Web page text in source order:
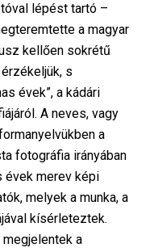
lépést tartó –
a magyar
kellően sokrétű
s
évek”, a kádári
A neves, vagy
a
fotográfia irányában
évek merev képi
melyek a munka, a
kísérleteztek.
megjelentek a